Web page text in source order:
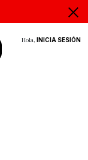
Hola, INICIA SESIÓN